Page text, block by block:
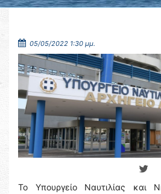
05/05/2022 1:30 μμ.
Το Υπουργείο Ναυτιλίας και